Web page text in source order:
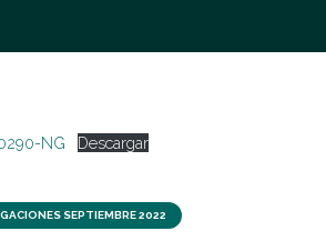
NG Descargar
SEPTIEMBRE 2022